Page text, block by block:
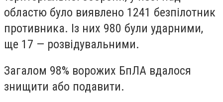
областю було виявлено 1241 безпілотник
противника. Із них 980 були ударними,
ще 17 — розвідувальними.
Загалом 98% ворожих БпЛА вдалося
знищити або подавити.